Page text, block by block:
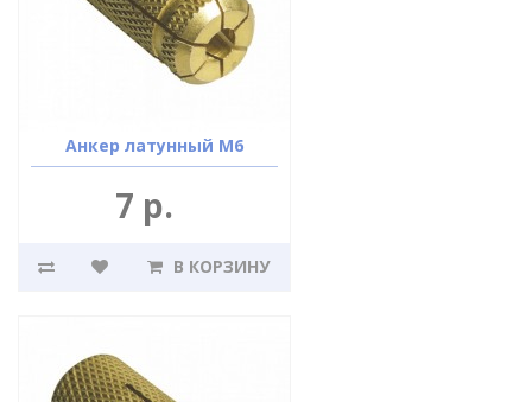
Анкер латунный М6
7 р.
В КОРЗИНУ